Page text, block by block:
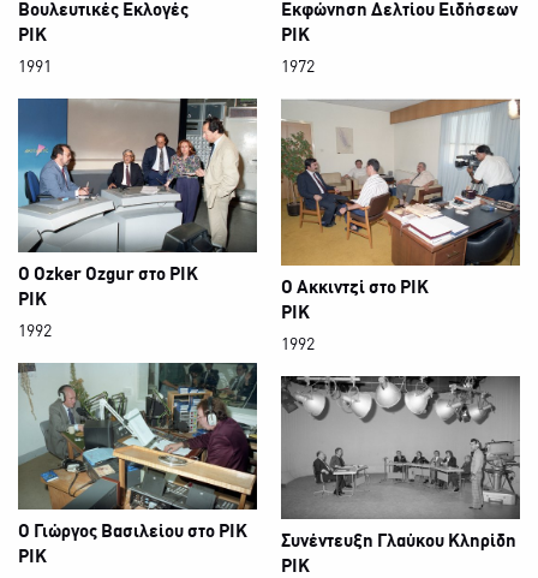
Βουλευτικές Εκλογές
ΡΙΚ
1991
Εκφώνηση Δελτίου Ειδήσεων
ΡΙΚ
1972
Ο Ozker Ozgur στο ΡΙΚ
ΡΙΚ
1992
Ο Ακκιντζί στο ΡΙΚ
ΡΙΚ
1992
Ο Γιώργος Βασιλείου στο ΡΙΚ
ΡΙΚ
Συνέντευξη Γλαύκου Κληρίδη
ΡΙΚ